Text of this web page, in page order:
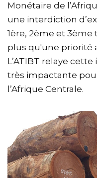
Monétaire de
une interdiction
1ère, 2ème et
plus qu'une priorité
L’ATIBT relaye
très impactante
l’Afrique Centrale.